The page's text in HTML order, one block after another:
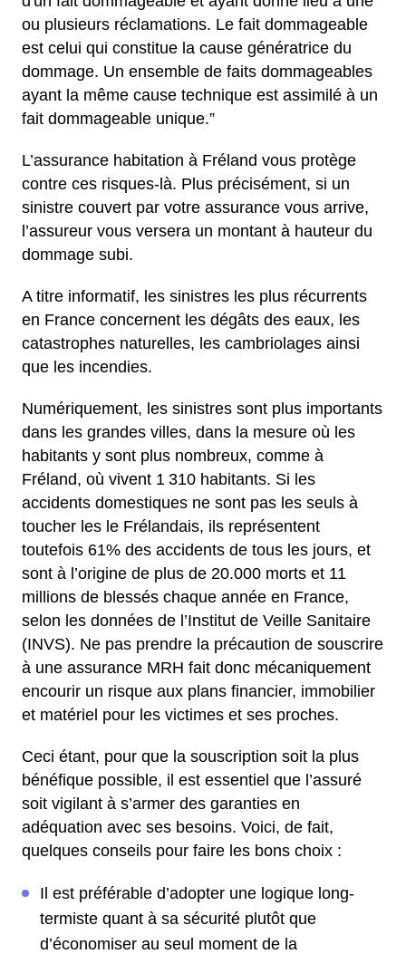
ou plusieurs réclamations. Le fait dommageable
est celui qui constitue la cause génératrice du
dommage. Un ensemble de faits dommageables
ayant la même cause technique est assimilé à un
fait dommageable unique.”
L’assurance habitation à Fréland vous protège
contre ces risques-là. Plus précisément, si un
sinistre couvert par votre assurance vous arrive,
l’assureur vous versera un montant à hauteur du
dommage subi.
A titre informatif, les sinistres les plus récurrents
en France concernent les dégâts des eaux, les
catastrophes naturelles, les cambriolages ainsi
que les incendies.
Numériquement, les sinistres sont plus importants
dans les grandes villes, dans la mesure où les
habitants y sont plus nombreux, comme à
Fréland, où vivent 1 310 habitants. Si les
accidents domestiques ne sont pas les seuls à
toucher les le Frélandais, ils représentent
toutefois 61% des accidents de tous les jours, et
sont à l’origine de plus de 20.000 morts et 11
millions de blessés chaque année en France,
selon les données de l’Institut de Veille Sanitaire
(INVS). Ne pas prendre la précaution de souscrire
à une assurance MRH fait donc mécaniquement
encourir un risque aux plans financier, immobilier
et matériel pour les victimes et ses proches.
Ceci étant, pour que la souscription soit la plus
bénéfique possible, il est essentiel que l’assuré
soit vigilant à s’armer des garanties en
adéquation avec ses besoins. Voici, de fait,
quelques conseils pour faire les bons choix :
Il est préférable d’adopter une logique long-
termiste quant à sa sécurité plutôt que
d’économiser au seul moment de la